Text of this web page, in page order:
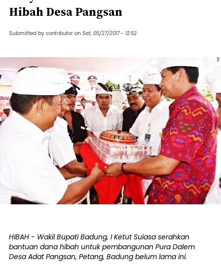
Hibah Desa Pangsan
Submitted by contributor on Sat, 05/27/2017 - 12:52
HIBAH - Wakil Bupati Badung, I Ketut Suiasa serahkan
bantuan dana hibah untuk pembangunan Pura Dalem
Desa Adat Pangsan, Petang, Badung belum lama ini.